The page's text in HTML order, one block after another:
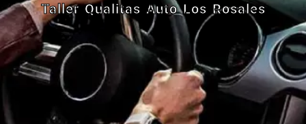
Taller Qualitas Auto Los Rosales